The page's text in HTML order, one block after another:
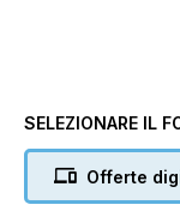
SELEZIONARE IL
Offerte